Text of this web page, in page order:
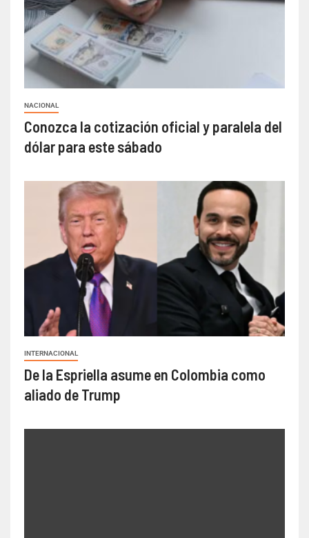
NACIONAL
Conozca la cotización oficial y paralela del
dólar para este sábado
INTERNACIONAL
De la Espriella asume en Colombia como
aliado de Trump